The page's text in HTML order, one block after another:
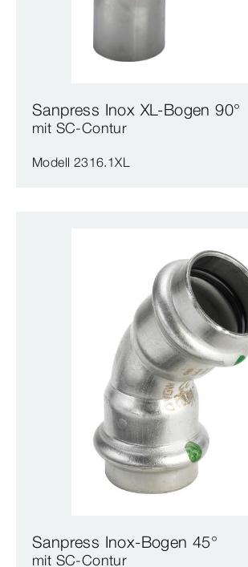
Sanpress Inox XL-Bogen 90°
mit SC‑Contur
Modell 2316.1XL
Sanpress Inox-Bogen 45°
mit SC‑Contur